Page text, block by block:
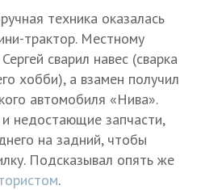
техника оказалась
трактор. Местному
сварил навес (сварка
хобби), а взамен получил
автомобиля «Нива».
и недостающие запчасти,
на задний, чтобы
Подсказывал опять же
.